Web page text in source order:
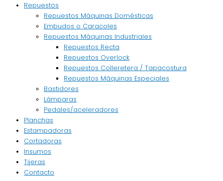
Repuestos
Repuestos Máquinas Domésticas
Embudos o Caracoles
Repuestos Máquinas Industriales
Repuestos Recta
Repuestos Overlock
Repuestos Colleretera / Tapacostura
Repuestos Máquinas Especiales
Bastidores
Lámparas
Pedales/aceleradores
Planchas
Estampadoras
Cortadoras
Insumos
Tijeras
Contacto